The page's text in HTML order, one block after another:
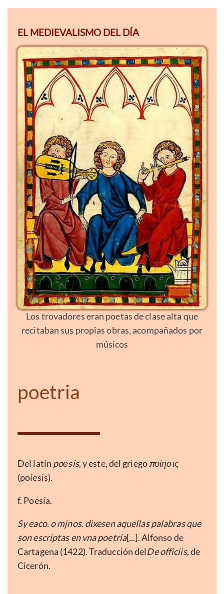
EL MEDIEVALISMO DEL DÍA
Los trovadores eran poetas de clase alta que
recitaban sus propias obras, acompañados por
músicos
poetria
Del latín poēsis, y este, del griego ποίησις
(poíesis).
f. Poesía.
Sy eaco. o mjnos. dixesen aquellas palabras que
son escriptas en vna poetria[...]. Alfonso de
Cartagena (1422). Traducción delDe officiis,de
Cicerón.